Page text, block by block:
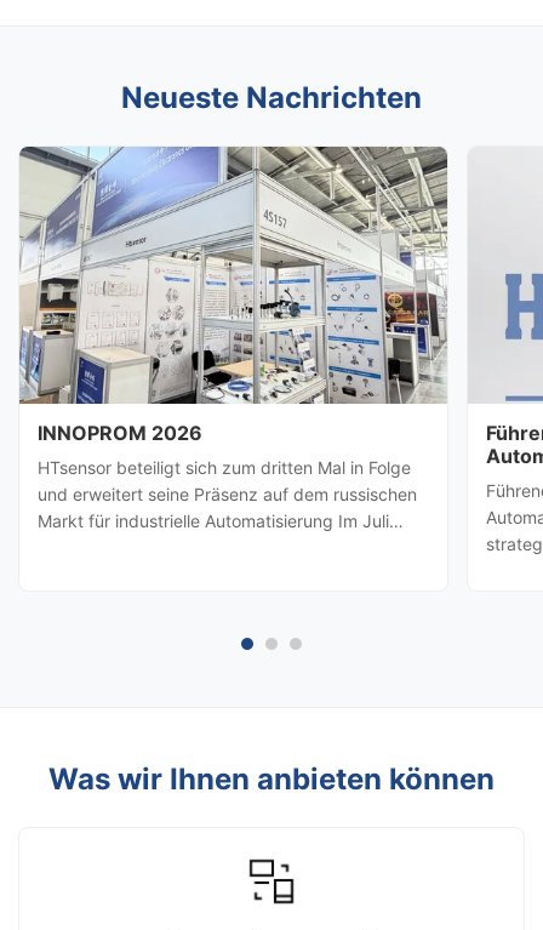
Neueste Nachrichten
INNOPROM 2026
HTsensor beteiligt sich zum dritten Mal in Folge
und erweitert seine Präsenz auf dem russischen
Markt für industrielle Automatisierung Im Juli
Was wir Ihnen anbieten können